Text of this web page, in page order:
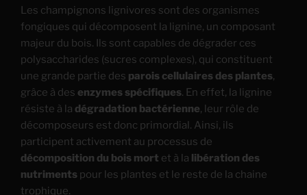
Les champignons lignivores sont des organismes
fongiques qui décomposent la lignine, un composant
majeur du bois. Ils sont capables de dégrader ces
polysaccharides (sucres complexes), qui constituent
une grande partie des parois cellulaires des plantes,
grâce à des enzymes spécifiques. En effet, la lignine
résiste à la dégradation bactérienne, leur rôle de
décomposeurs est donc primordial. Ainsi, ils
participent activement au processus de
décomposition du bois mort et à la libération des
nutriments pour les plantes et le reste de la chaine
trophique.